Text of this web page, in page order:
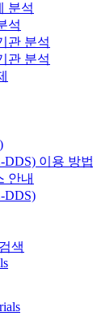
분석
석
관 분석
관 분석
이용 방법
안내
DDS)
색